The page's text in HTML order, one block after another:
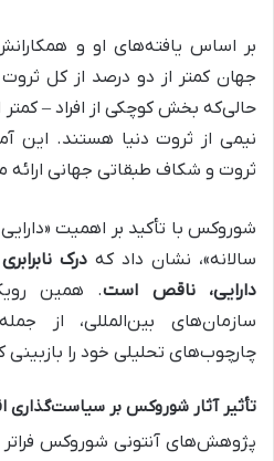
بر اساس یافته‌های او و
جهان کمتر از دو درصد از کل ثروت
حالی‌که بخش کوچکی از افراد –
نیمی از ثروت دنیا هستند. این
ثروت و شکاف طبقاتی جهانی
شوروکس با تأکید بر اهمیت
سالانه»، نشان داد که درک
دارایی، ناقص است. همین
چارچوب‌های تحلیلی خود را بازبینی
تأثیر آثار شوروکس بر سیاست‌گذاری
پژوهش‌های آنتونی شوروکس